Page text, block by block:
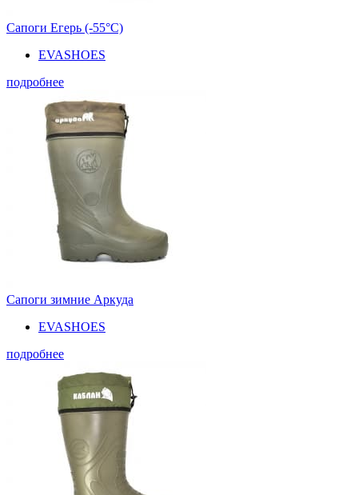
Сапоги Егерь (-55°С)
EVASHOES
подробнее
Сапоги зимние Аркуда
EVASHOES
подробнее